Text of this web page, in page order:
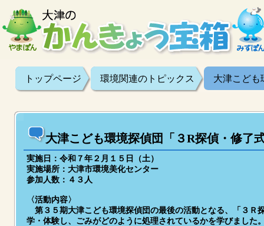
トップページ 環境関連のトピックス 大津こども
大津こども環境探偵団「３R探偵・修了
実施日：令和７年２月１５日（土）
実施場所：大津市環境美化センター
参加人数：４３人
〈活動内容〉
第３５期大津こども環境探偵団の最後の活動となる、「３Ｒ
学・体験し、ごみがどのように処理されているかを学びました